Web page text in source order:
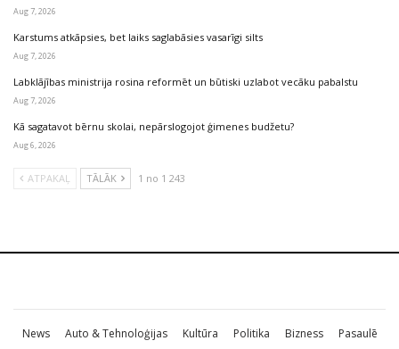
Aug 7, 2026
Karstums atkāpsies, bet laiks saglabāsies vasarīgi silts
Aug 7, 2026
Labklājības ministrija rosina reformēt un būtiski uzlabot vecāku pabalstu
Aug 7, 2026
Kā sagatavot bērnu skolai, nepārslogojot ģimenes budžetu?
Aug 6, 2026
ATPAKAĻ TĀLĀK 1 no 1 243
News Auto & Tehnoloģijas Kultūra Politika Bizness Pasaulē